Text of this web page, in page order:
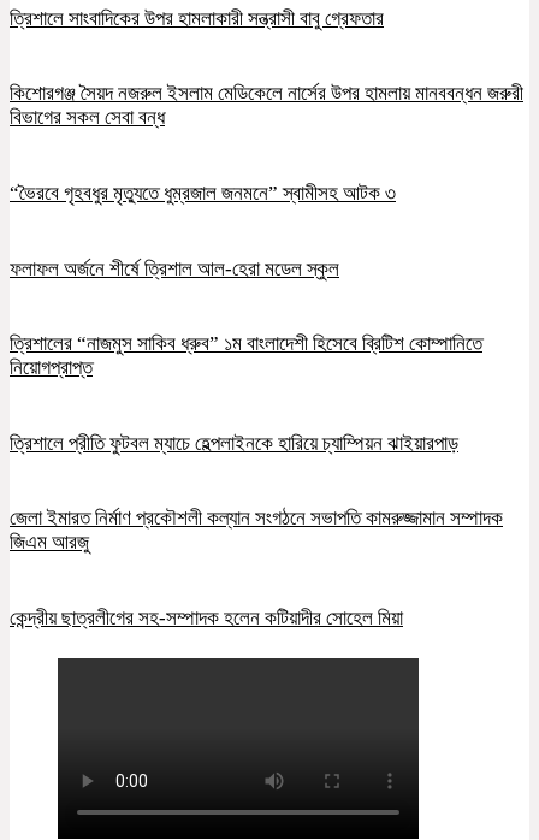
ত্রিশালে সাংবাদিকের উপর হামলাকারী সন্ত্রাসী বাবু গ্রেফতার
কিশোরগঞ্জ সৈয়দ নজরুল ইসলাম মেডিকেলে নার্সের উপর হামলায় মানববন্ধন জরুরী
বিভাগের সকল সেবা বন্ধ
“ভৈরবে গৃহবধুর মৃত্যুতে ধুম্রজাল জনমনে” স্বামীসহ আটক ৩
ফলাফল অর্জনে শীর্ষে ত্রিশাল আল-হেরা মডেল স্কুল
ত্রিশালের “নাজমুস সাকিব ধ্রুব” ১ম বাংলাদেশী হিসেবে ব্রিটিশ কোম্পানিতে
নিয়োগপ্রাপ্ত
ত্রিশালে প্রীতি ফুটবল ম্যাচে হেল্পলাইনকে হারিয়ে চ্যাম্পিয়ন ঝাইয়ারপাড়
জেলা ইমারত নির্মাণ প্রকৌশলী কল্যান সংগঠনে সভাপতি কামরুজ্জামান সম্পাদক
জিএম আরজু
কেন্দ্রীয় ছাত্রলীগের সহ-সম্পাদক হলেন কটিয়াদীর সোহেল মিয়া